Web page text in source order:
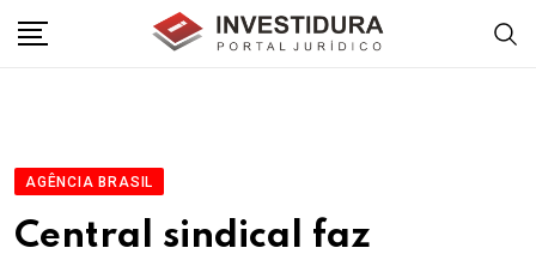
AGÊNCIA BRASIL
Central sindical faz